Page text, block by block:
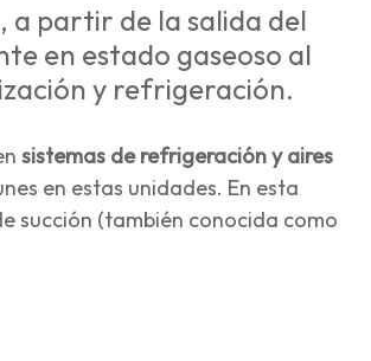
a partir de la salida del
en estado gaseoso al
y refrigeración.
sistemas de refrigeración y aires
en estas unidades. En esta
succión (también conocida como